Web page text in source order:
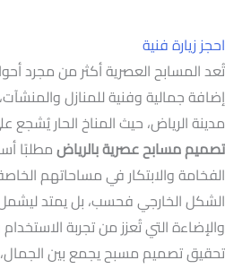
احجز زيارة فنية
تُعد المسابح العصرية أكثر من مجرد
إضافة جمالية وفنية للمنازل
مدينة الرياض، حيث المناخ الحار يُشجع
تصميم مسابح عصرية بالرياضمطلبًا
الفخامة والابتكار في مساحاتهم
الشكل الخارجي فحسب، بل يمتد ليشمل
والإضاءة التي تُعزز من تجربة
تحقيق تصميم مسبح يجمع بين الجمال،